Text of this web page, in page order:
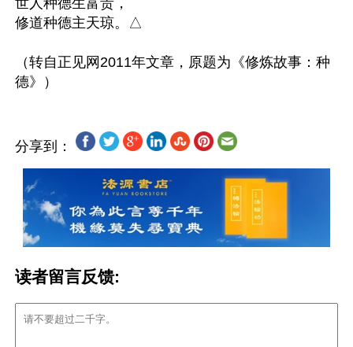
修道种德主天琼。△
（转自正见网2011年文章，原题为《修炼故事：种
分享到：
读者留言反馈: